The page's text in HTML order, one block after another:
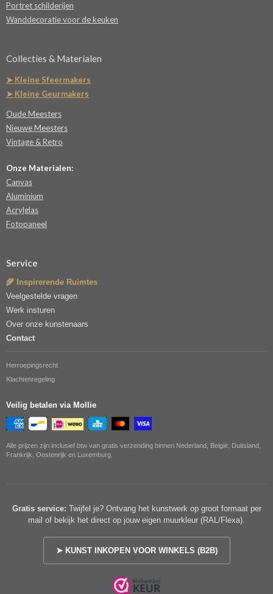
Portret schilderijen
Wanddecoratie voor de keuken
Collecties & Materialen
➤ Kleine Sfeermakers
➤ Kleine Geurmakers
Oude Meesters
Nieuwe Meesters
Vintage & Retro
Onze Materialen:
Canvas
Aluminium
Acrylglas
Fotopaneel
Service
🌾 Inspirerende Ruimtes
Veelgestelde vragen
Werk insturen
Over onze kunstenaars
Contact
Herroepingsrecht
Klachtenregeling
Veilig betalen via Mollie
Alle prijzen zijn inclusief btw van gratis verzending binnen Nederland, België, Duitsland,
Frankrijk, Oostenrijk en Luxemburg.
Gratis service: Twijfel je? Ontvang het kunstwerk op groot formaat per
mail of bekijk het direct op jouw eigen muurkleur (RAL/Flexa).
➤ KUNST INKOPEN VOOR WINKELS (B2B)